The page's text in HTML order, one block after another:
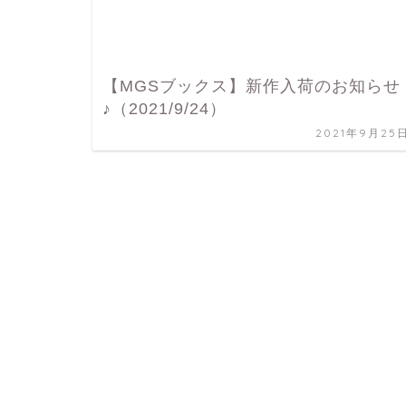
【MGSブックス】新作入荷のお知らせ
♪（2021/9/24）
2021年9月25